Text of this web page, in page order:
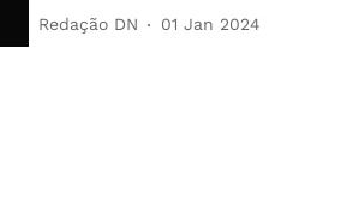
Redação DN 01 Jan 2024